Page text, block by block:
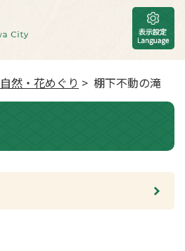
自然・花めぐり > 棚下不動の滝